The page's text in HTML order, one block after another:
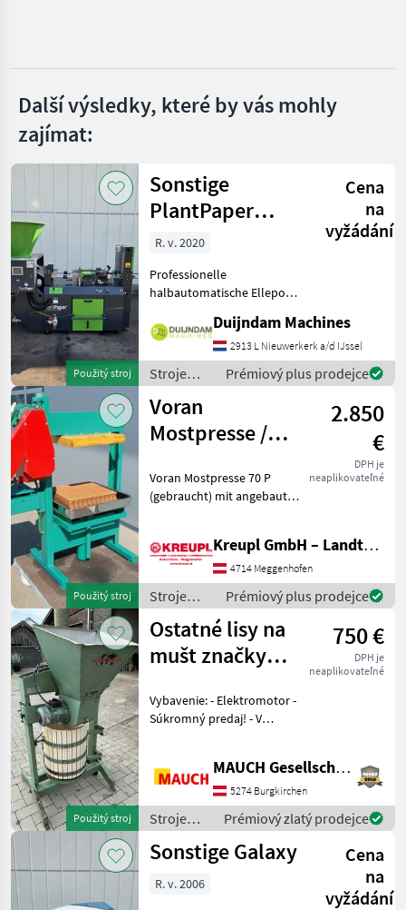
Ero
Zobrazit
MARKETPLACE
Marketplace
Nabídky
prodejců
Inzeráty
Další výsledky, které by vás mohly
zajímat:
Použitý stroj
Sonstige
PlantPaper
Semi-Automatic
Cena
na
vyžádání
R. v. 2020
Professionelle
halbautomatische Ellepot
Papiertopfmaschine mit 4
Produktionslinien, Baujahr
2020.Die Maschine befindet
sich in gutem Zustand und
wurde nur
Duijndam Machines
2913 L Nieuwerkerk a/d IJssel
Stroje
ovocinárstva
/ Sonstige
Prémiový plus prodejce
Použitý stroj
Voran
Mostpresse /
2.850
€
DPH je
neaplikovateľné
Voran Mostpresse 70 P
(gebraucht) mit angebauter
angebauter Mühle! Mit
Presstücher und
Presseinlagen! Ölwechse
Kreupl GmbH – Landtechnik – Schlosserei – Anhänger
4714 Meggenhofen
Stroje
ovocinárstva
/ Voran
Prémiový plus prodejce
Použitý stroj
Ostatné lisy na
mušt značky
750 €
DPH je
neaplikovateľné
Vybavenie: - Elektromotor -
Súkromný predaj! - V
na vás mohol vyhradiť
dostatok času, prosím,
dohodnite si so
MAUCH Gesellschaft m.b.H. & Co.KG
5274 Burgkirchen
Stroje
ovocinárstva
/ Sonstige
Prémiový zlatý prodejce
Sonstige Galaxy
Cena
na
vyžádání
R. v. 2006